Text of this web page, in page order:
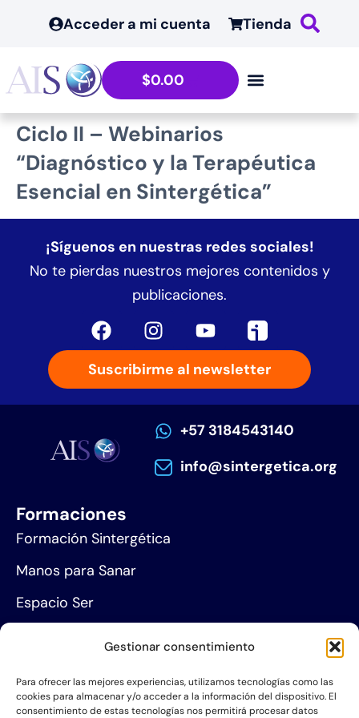
Gestionar consentimiento
Para ofrecer las mejores experiencias, utilizamos tecnologías como las
cookies para almacenar y/o acceder a la información del dispositivo. El
consentimiento de estas tecnologías nos permitirá procesar datos
contenido
Acceder a mi cuenta Tienda
$0.00
Ciclo II – Webinarios
“Diagnóstico y la Terapéutica
Esencial en Sintergética”
¡Síguenos en nuestras redes sociales!
No te pierdas nuestros mejores contenidos y
publicaciones.
Suscribirme al newsletter
+57 3184543140
info@sintergetica.org
Formaciones
Formación Sintergética
Manos para Sanar
Espacio Ser
Proyección social